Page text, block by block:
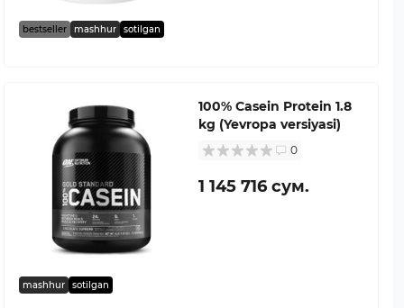
bestseller mashhur sotilgan
mashhur sotilgan
100% Casein Protein 1.8
kg (Yevropa versiyasi)
0
1 145 716 сум.